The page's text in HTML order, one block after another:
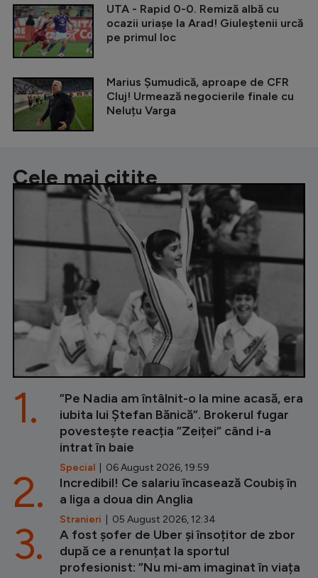
UTA - Rapid 0-0. Remiză albă cu
ocazii uriașe la Arad! Giuleștenii urcă
pe primul loc
Marius Șumudică, aproape de CFR
Cluj! Urmează negocierile finale cu
Neluțu Varga
Cele mai citite
”Pe Nadia am întâlnit-o la mine acasă, era
iubita lui Ștefan Bănică”. Brokerul fugar
povestește reacția ”Zeiței” când i-a
intrat în baie
Special | 06 August 2026, 19:59
1.
Incredibil! Ce salariu încasează Coubiș în
a liga a doua din Anglia
Stranieri | 05 August 2026, 12:34
2.
A fost șofer de Uber și însoțitor de zbor
după ce a renunțat la sportul
profesionist: ”Nu mi-am imaginat în viața
3.